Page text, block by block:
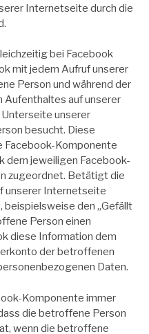
Internetseite durch die
bei Facebook
mit jedem Aufruf unserer
Person und während der
Aufenthaltes auf unserer
unserer
besucht. Diese
Facebook-Komponente
dem jeweiligen Facebook-
zugeordnet. Betätigt die
unserer Internetseite
den „Gefällt
Person einen
diese Information dem
der betroffenen
Daten.
Komponente immer
die betroffene Person
wenn die betroffene